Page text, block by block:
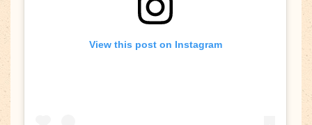
View this post on Instagram